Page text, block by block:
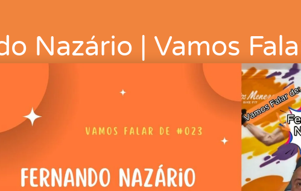
Nazário | Vamos